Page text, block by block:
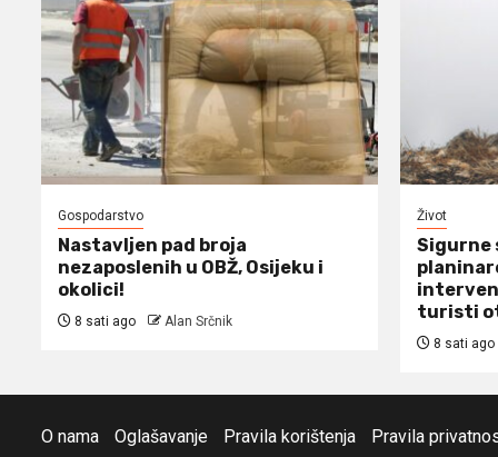
Gospodarstvo
Nastavljen pad broja
nezaposlenih u OBŽ, Osijeku i
okolici!
8 sati ago Alan Srčnik
Život
Sigurne
turisti
8 sati ago
O nama Oglašavanje Pravila korištenja Pravila